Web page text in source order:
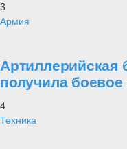
3
Армия
Артиллерийская
получила
4
Техника